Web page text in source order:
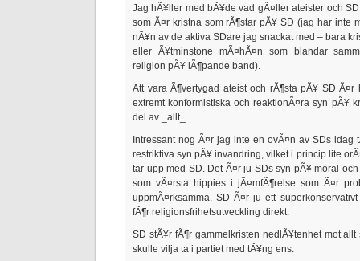
Jag hÃ¥ller med bÃ¥de vad gÃ¤ller ateister och
som Ã¤r kristna som rÃ¶star pÃ¥ SD (jag har inte
nÃ¥n av de aktiva SDare jag snackat med – bara
eller Ã¥tminstone mÃ¤hÃ¤n som blandar
religion pÃ¥ lÃ¶pande band).
Att vara Ã¶vertygad ateist och rÃ¶sta pÃ¥ SD Ã¤r
extremt konformistiska och reaktionÃ¤ra syn pÃ¥
del av _allt_.
Intressant nog Ã¤r jag inte en ovÃ¤n av SDs idag
restriktiva syn pÃ¥ invandring, vilket i princip lite
tar upp med SD. Det Ã¤r ju SDs syn pÃ¥ moral
som vÃ¤rsta hippies i jÃ¤mfÃ¶relse som Ã¤r
uppmÃ¤rksamma. SD Ã¤r ju ett
fÃ¶r religionsfrihetsutveckling direkt.
SD stÃ¥r fÃ¶r gammelkristen nedlÃ¥tenhet mot
skulle vilja ta i partiet med tÃ¥ng ens.